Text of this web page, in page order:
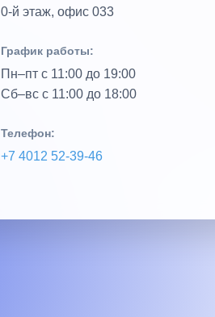
0‑й этаж, офис 033
График работы:
Пн–пт с 11:00 до 19:00
Сб–вс с 11:00 до 18:00
Телефон:
+7 4012 52‑39‑46